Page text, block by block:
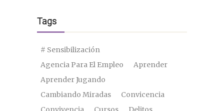
Tags
# Sensibilización
Agencia Para El Empleo
Aprender
Aprender Jugando
Cambiando Miradas
Convicencia